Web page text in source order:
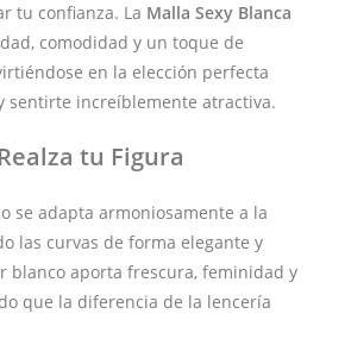
tu confianza. La Malla Sexy Blanca
comodidad y un toque de
en la elección perfecta
sentirte increíblemente atractiva.
tu Figura
se adapta armoniosamente a la
las curvas de forma elegante y
blanco aporta frescura, feminidad y
que la diferencia de la lencería